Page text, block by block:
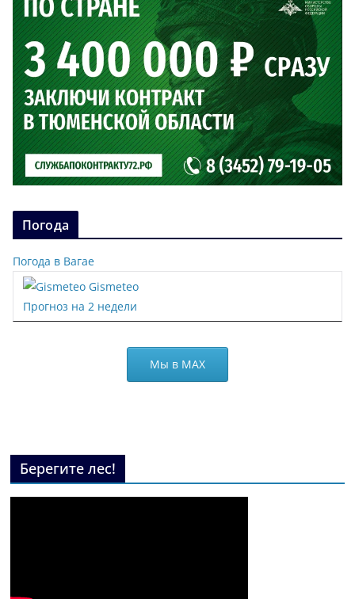
Погода
Погода в Вагае
Gismeteo
Прогноз на 2 недели
Мы в МАХ
Берегите лес!